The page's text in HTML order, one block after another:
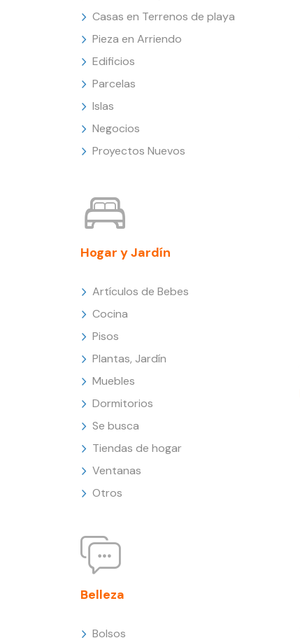
Casas en Terrenos de playa
Pieza en Arriendo
Edificios
Parcelas
Islas
Negocios
Proyectos Nuevos
Hogar y Jardín
Artículos de Bebes
Cocina
Pisos
Plantas, Jardín
Muebles
Dormitorios
Se busca
Tiendas de hogar
Ventanas
Otros
Belleza
Bolsos